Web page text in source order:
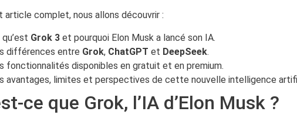
article complet, nous allons découvrir :
qu’est Grok 3 et pourquoi Elon Musk a lancé son IA.
différences entre Grok, ChatGPT et DeepSeek.
fonctionnalités disponibles en gratuit et en premium.
avantages, limites et perspectives de cette nouvelle intelligence
ce que Grok, l’IA d’Elon Musk ?